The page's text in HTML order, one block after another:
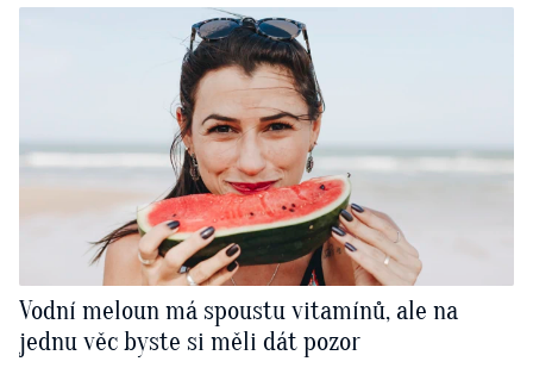
Vodní meloun má spoustu vitamínů, ale na
jednu věc byste si měli dát pozor